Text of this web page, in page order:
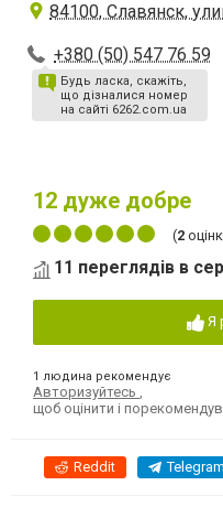
84100, Славянск,
+380 (50) 547 76 59
Будь ласка, скажіть,
що дізналися номер
на сайті 6262.com.ua
12 дуже добре
(2
11 переглядів в
Я
1 людина рекомендує
Авторизуйтесь
щоб оцінити і
Reddit Telegram